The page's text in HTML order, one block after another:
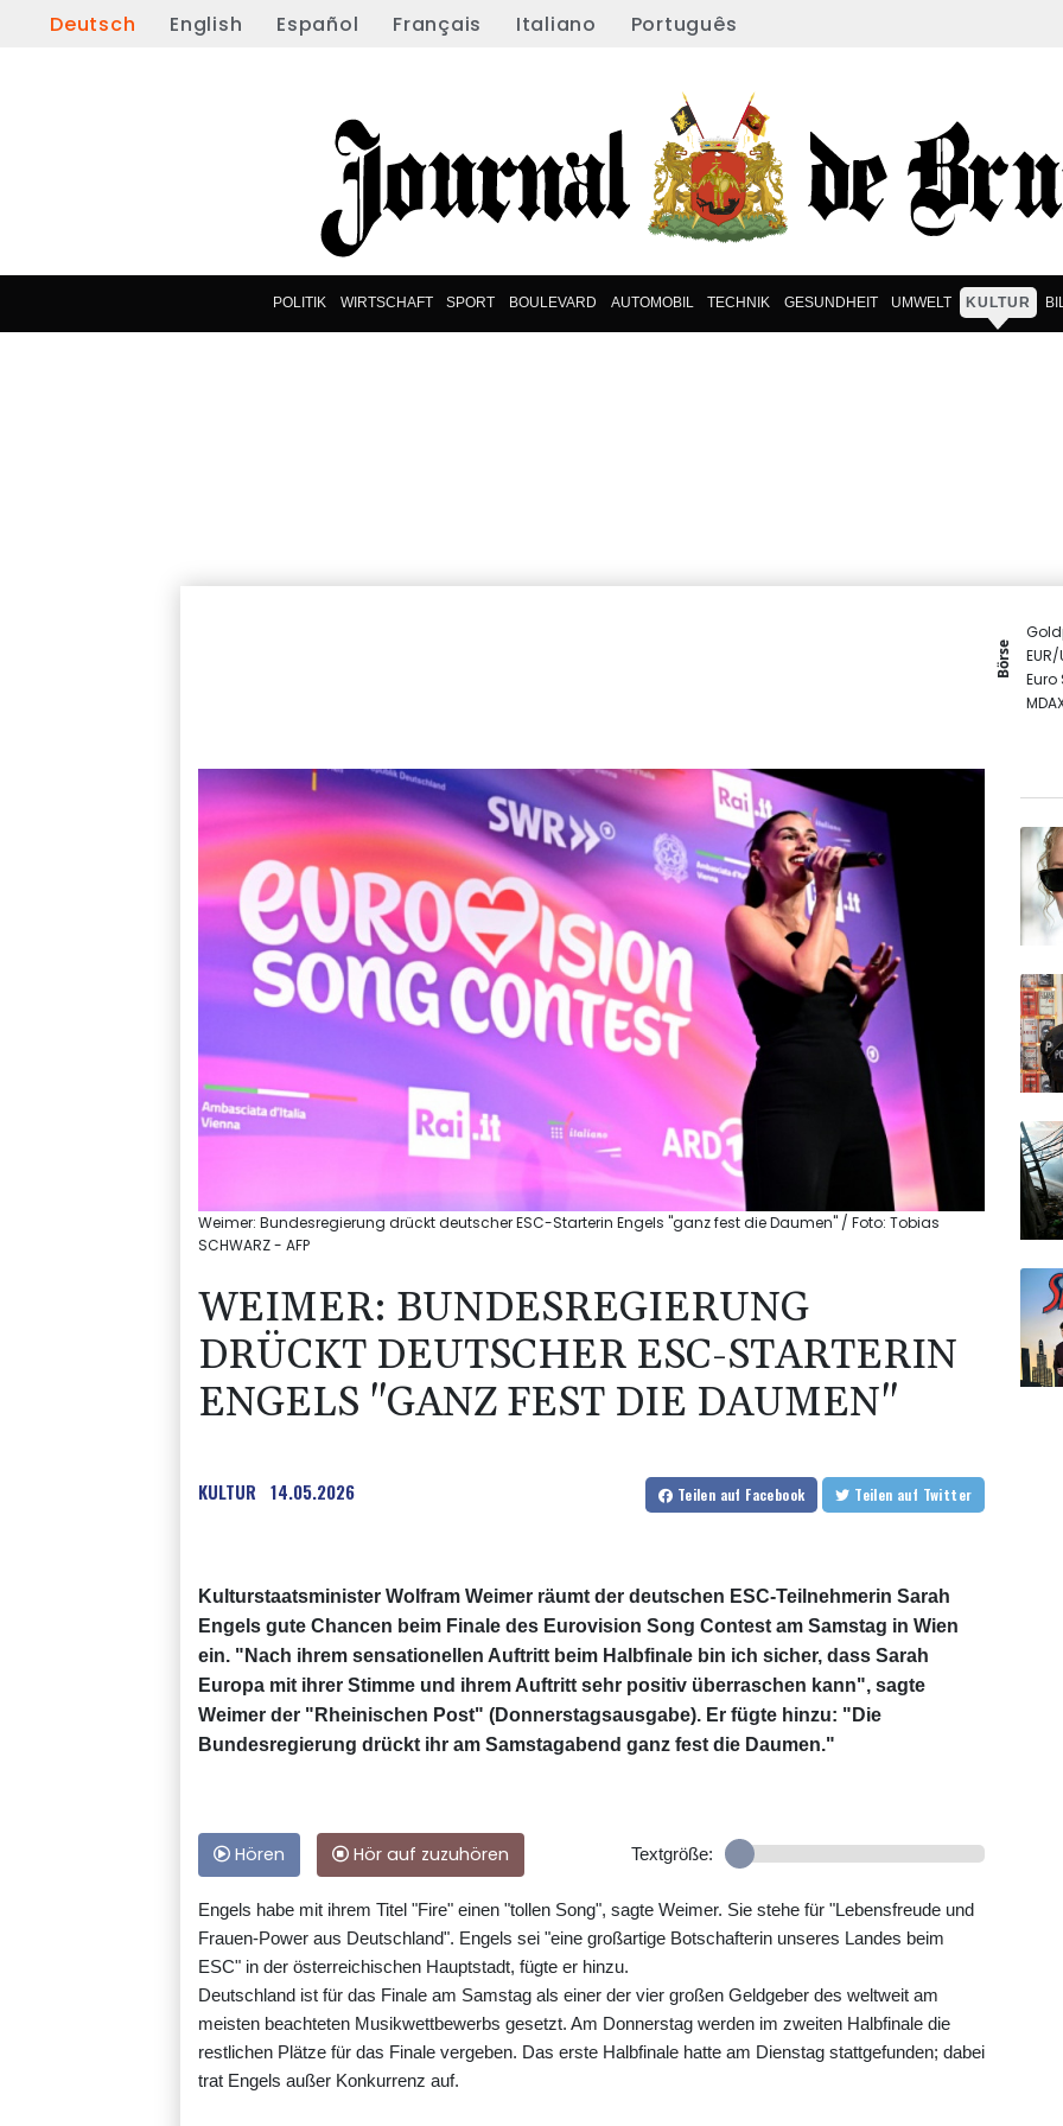
Deutsch English Español Français Italiano Português
POLITIK WIRTSCHAFT SPORT BOULEVARD AUTOMOBIL TECHNIK GESUNDHEIT UMWELT KULTUR
Börse
EUR/
Euro
Weimer: Bundesregierung drückt deutscher ESC-Starterin Engels "ganz fest die Daumen" / Foto: Tobias
SCHWARZ - AFP
WEIMER: BUNDESREGIERUNG
DRÜCKT DEUTSCHER ESC-STARTERIN
ENGELS "GANZ FEST DIE DAUMEN"
KULTUR 14.05.2026 Teilen auf Facebook Teilen auf Twitter
Kulturstaatsminister Wolfram Weimer räumt der deutschen ESC-Teilnehmerin Sarah
Engels gute Chancen beim Finale des Eurovision Song Contest am Samstag in Wien
ein. "Nach ihrem sensationellen Auftritt beim Halbfinale bin ich sicher, dass Sarah
Europa mit ihrer Stimme und ihrem Auftritt sehr positiv überraschen kann", sagte
Weimer der "Rheinischen Post" (Donnerstagsausgabe). Er fügte hinzu: "Die
Bundesregierung drückt ihr am Samstagabend ganz fest die Daumen."
Hören Hör auf zuzuhören Textgröße:
Engels habe mit ihrem Titel "Fire" einen "tollen Song", sagte Weimer. Sie stehe für "Lebensfreude und
Frauen-Power aus Deutschland". Engels sei "eine großartige Botschafterin unseres Landes beim
ESC" in der österreichischen Hauptstadt, fügte er hinzu.
Deutschland ist für das Finale am Samstag als einer der vier großen Geldgeber des weltweit am
meisten beachteten Musikwettbewerbs gesetzt. Am Donnerstag werden im zweiten Halbfinale die
restlichen Plätze für das Finale vergeben. Das erste Halbfinale hatte am Dienstag stattgefunden; dabei
trat Engels außer Konkurrenz auf.